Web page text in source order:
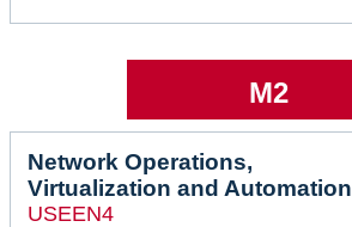
M2
Network Operations,
Virtualization and Automation
USEEN4